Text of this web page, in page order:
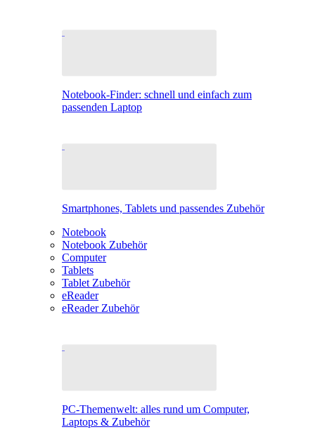
Notebook-Finder: schnell und einfach zum
passenden Laptop
Smartphones, Tablets und passendes Zubehör
Notebook
Notebook Zubehör
Computer
Tablets
Tablet Zubehör
eReader
eReader Zubehör
PC-Themenwelt: alles rund um Computer,
Laptops & Zubehör